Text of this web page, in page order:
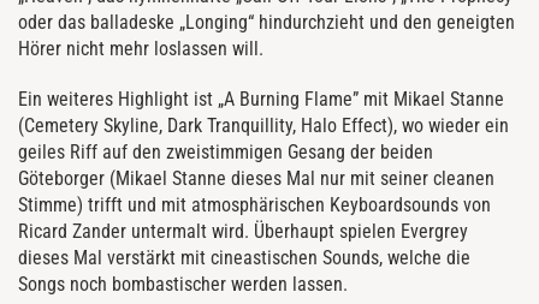
oder das balladeske „Longing“ hindurchzieht und den geneigten
Hörer nicht mehr loslassen will.
Ein weiteres Highlight ist „A Burning Flame” mit Mikael Stanne
(Cemetery Skyline, Dark Tranquillity, Halo Effect), wo wieder ein
geiles Riff auf den zweistimmigen Gesang der beiden
Göteborger (Mikael Stanne dieses Mal nur mit seiner cleanen
Stimme) trifft und mit atmosphärischen Keyboardsounds von
Ricard Zander untermalt wird. Überhaupt spielen Evergrey
dieses Mal verstärkt mit cineastischen Sounds, welche die
Songs noch bombastischer werden lassen.